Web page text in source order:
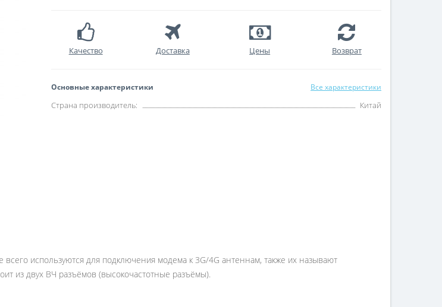
Качество Доставка Цены Возврат
Основные характеристики Все характеристики
Страна производитель: Китай
используются для подключения модема к 3G/4G антеннам, также их называют
из двух ВЧ разъёмов (высокочастотные разъёмы).